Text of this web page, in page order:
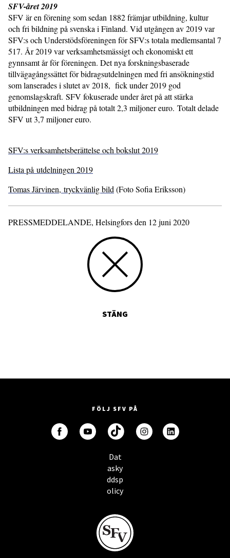
SFV-året 2019
SFV är en förening som sedan 1882 främjar utbildning, kultur
och fri bildning på svenska i Finland. Vid utgången av 2019 var
SFV:s och Understödsföreningen för SFV:s totala medlemsantal 7
517. År 2019 var verksamhetsmässigt och ekonomiskt ett
gynnsamt år för föreningen. Det nya forskningsbaserade
tillvägagångssättet för bidragsutdelningen med fri ansökningstid
som lanserades i slutet av 2018, fick under 2019 god
genomslagskraft. SFV fokuserade under året på att stärka
utbildningen med bidrag på totalt 2,3 miljoner euro. Totalt delade
SFV ut 3,7 miljoner euro.
SFV:s verksamhetsberättelse och bokslut 2019
Lista på utdelningen 2019
Tomas Järvinen, tryckvänlig bild(Foto Sofia Eriksson)
PRESSMEDDELANDE, Helsingfors den 12 juni 2020
STÄNG
FÖLJ SFV PÅ
Dat
asky
ddsp
olicy